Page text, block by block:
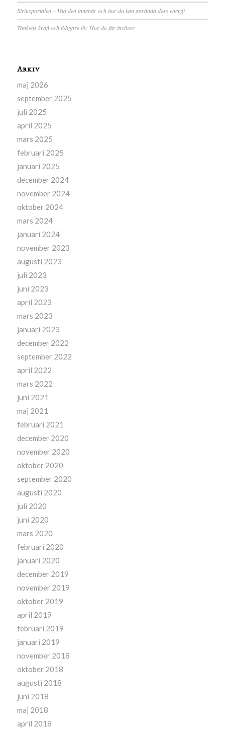
Siriusportalen – Vad den innebär och hur du kan använda dess energi
Tankens kraft och tidigare liv: Hur du får insikter
Arkiv
maj 2026
september 2025
juli 2025
april 2025
mars 2025
februari 2025
januari 2025
december 2024
november 2024
oktober 2024
mars 2024
januari 2024
november 2023
augusti 2023
juli 2023
juni 2023
april 2023
mars 2023
januari 2023
december 2022
september 2022
april 2022
mars 2022
juni 2021
maj 2021
februari 2021
december 2020
november 2020
oktober 2020
september 2020
augusti 2020
juli 2020
juni 2020
mars 2020
februari 2020
januari 2020
december 2019
november 2019
oktober 2019
april 2019
februari 2019
januari 2019
november 2018
oktober 2018
augusti 2018
juni 2018
maj 2018
april 2018